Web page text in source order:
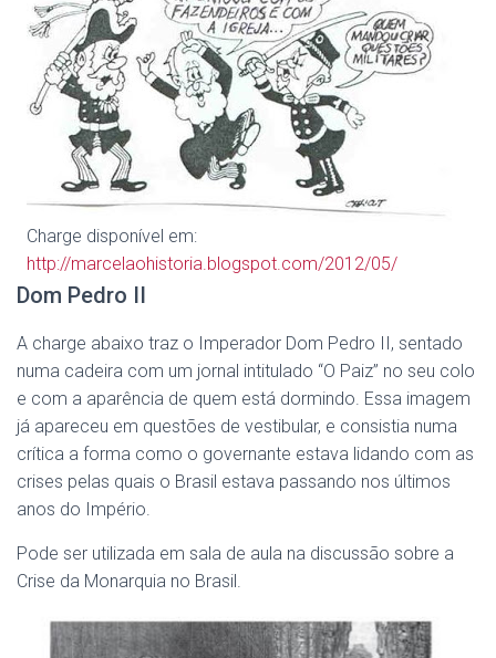
Charge disponível em:
http://marcelaohistoria.blogspot.com/2012/05/
Dom Pedro II
A charge abaixo traz o Imperador Dom Pedro II, sentado
numa cadeira com um jornal intitulado “O Paiz” no seu colo
e com a aparência de quem está dormindo. Essa imagem
já apareceu em questões de vestibular, e consistia numa
crítica a forma como o governante estava lidando com as
crises pelas quais o Brasil estava passando nos últimos
anos do Império.
Pode ser utilizada em sala de aula na discussão sobre a
Crise da Monarquia no Brasil.